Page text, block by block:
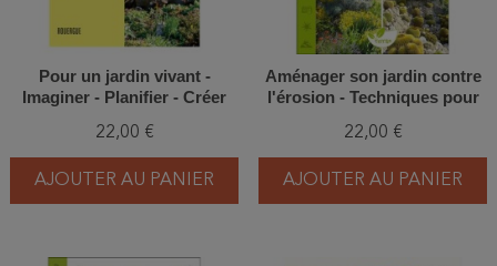
Pour un jardin vivant -
Imaginer - Planifier - Créer
22,00 €
AJOUTER AU PANIER
Aménager son jardin contre
l'érosion - Techniques pour
berges
22,00 €
AJOUTER AU PANIER